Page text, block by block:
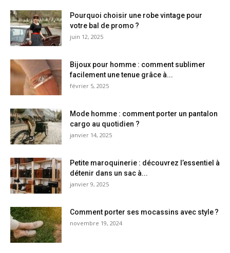
Pourquoi choisir une robe vintage pour
votre bal de promo ?
juin 12, 2025
Bijoux pour homme : comment sublimer
facilement une tenue grâce à...
février 5, 2025
Mode homme : comment porter un pantalon
cargo au quotidien ?
janvier 14, 2025
Petite maroquinerie : découvrez l’essentiel à
détenir dans un sac à...
janvier 9, 2025
Comment porter ses mocassins avec style ?
novembre 19, 2024